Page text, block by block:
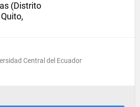
(Distrito
Central del Ecuador